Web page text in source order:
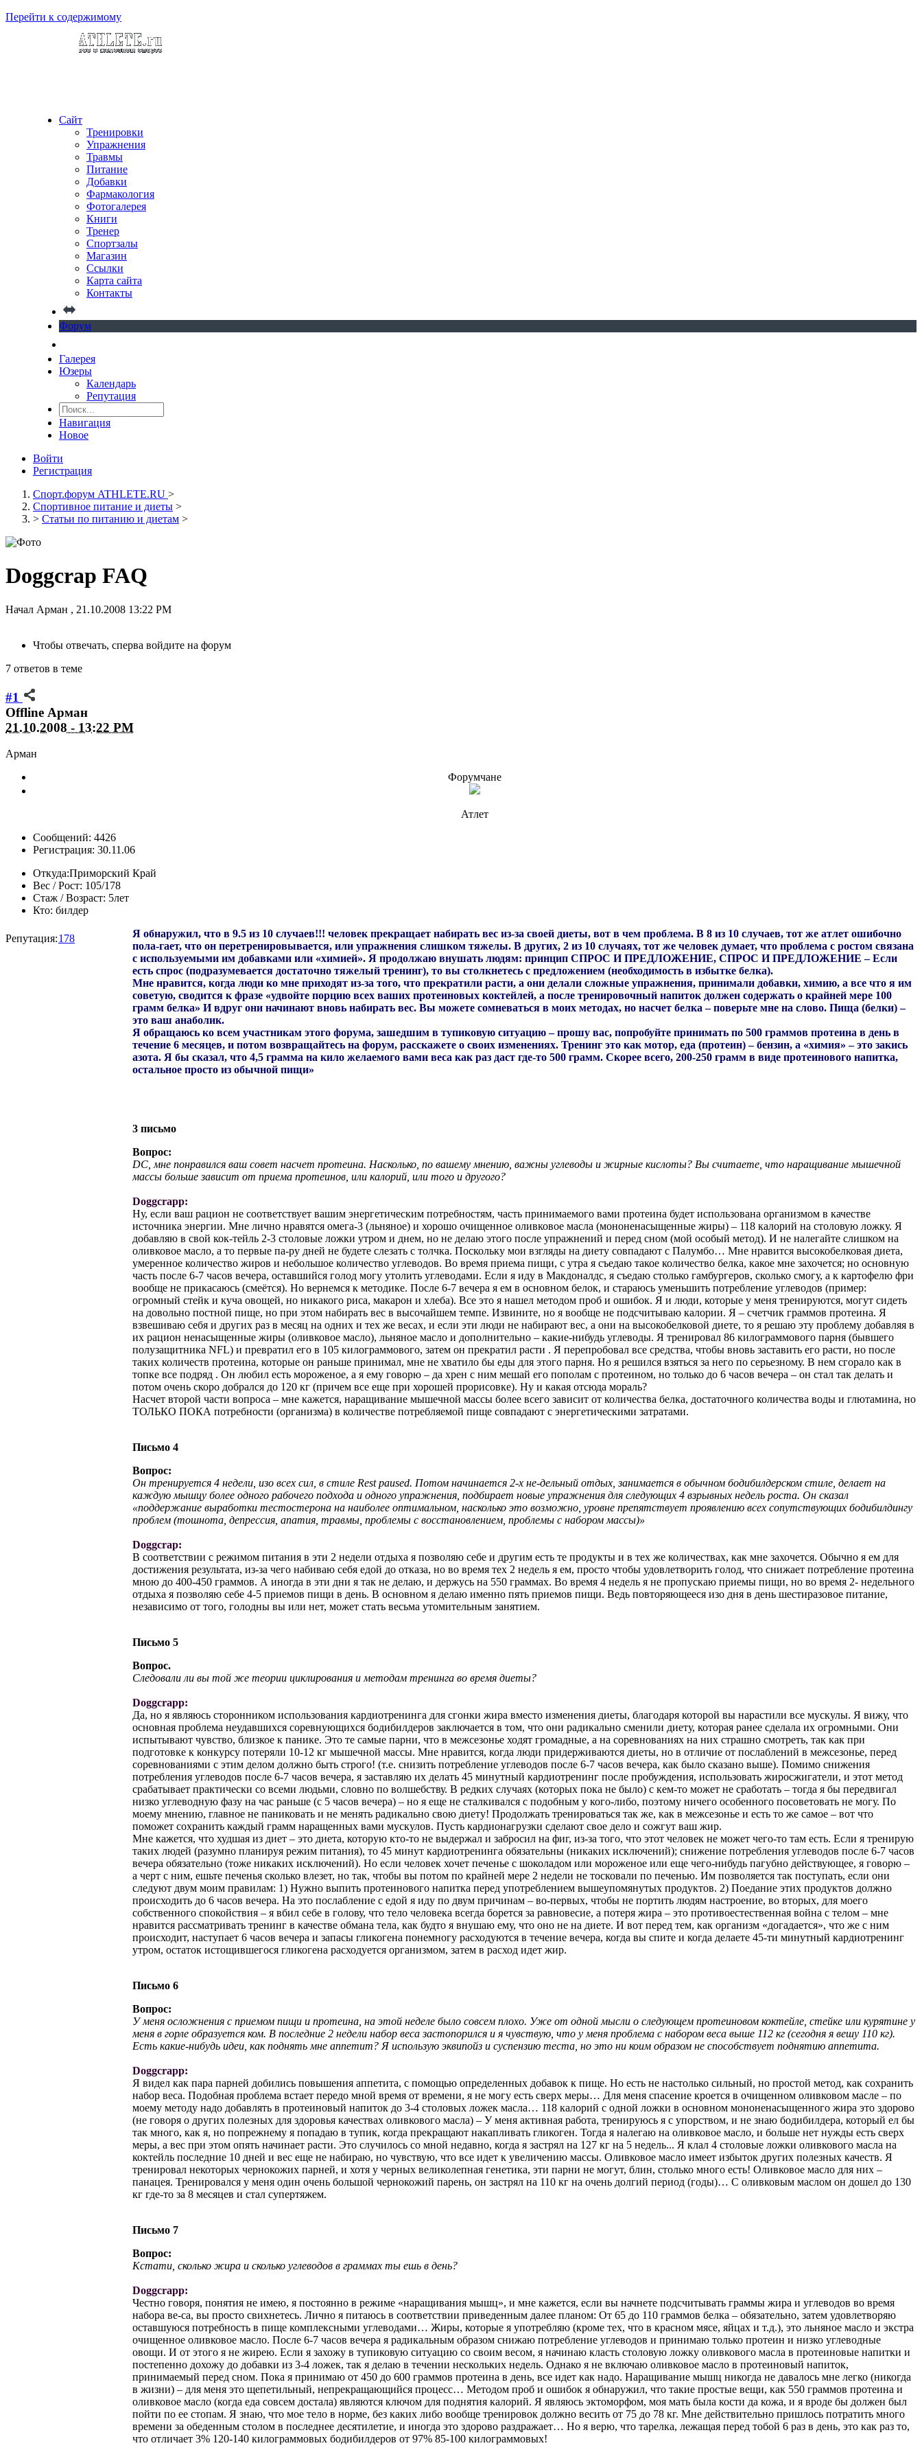
Перейти к содержимому
Сайт
Тренировки
Упражнения
Травмы
Питание
Добавки
Фармакология
Фотогалерея
Книги
Тренер
Спортзалы
Магазин
Ссылки
Карта сайта
Контакты
Форум
Галерея
Юзеры
Календарь
Репутация
Навигация
Новое
Войти
Регистрация
Спорт.форум ATHLETE.RU >
Спортивное питание и диеты >
> Статьи по питанию и диетам >
Doggcrap FAQ
Начал Арман , 21.10.2008 13:22 PM
Чтобы отвечать, сперва войдите на форум
7 ответов в теме
#1
Offline Арман
21.10.2008 - 13:22 PM
Арман
Форумчане
Атлет
Сообщений: 4426
Регистрация: 30.11.06
Откуда:Приморский Край
Вес / Рост: 105/178
Стаж / Возраст: 5лет
Кто: билдер
Репутация:178 Я обнаружил, что в 9.5 из 10 случаев!!! человек прекращает набирать вес из-за своей диеты, вот в чем проблема. В 8 из 10 случаев, тот же атлет ошибочно
пола-гает, что он перетренировывается, или упражнения слишком тяжелы. В других, 2 из 10 случаях, тот же человек думает, что проблема с ростом связана
с используемыми им добавками или «химией». Я продолжаю внушать людям: принцип СПРОС И ПРЕДЛОЖЕНИЕ, СПРОС И ПРЕДЛОЖЕНИЕ – Если
есть спрос (подразумевается достаточно тяжелый тренинг), то вы столкнетесь с предложением (необходимость в избытке белка).
Мне нравится, когда люди ко мне приходят из-за того, что прекратили расти, а они делали сложные упражнения, принимали добавки, химию, а все что я им
советую, сводится к фразе «удвойте порцию всех ваших протеиновых коктейлей, а после тренировочный напиток должен содержать о крайней мере 100
грамм белка» И вдруг они начинают вновь набирать вес. Вы можете сомневаться в моих методах, но насчет белка – поверьте мне на слово. Пища (белки) –
это ваш анаболик.
Я обращаюсь ко всем участникам этого форума, зашедшим в тупиковую ситуацию – прошу вас, попробуйте принимать по 500 граммов протеина в день в
течение 6 месяцев, и потом возвращайтесь на форум, расскажете о своих изменениях. Тренинг это как мотор, еда (протеин) – бензин, а «химия» – это закись
азота. Я бы сказал, что 4,5 грамма на кило желаемого вами веса как раз даст где-то 500 грамм. Скорее всего, 200-250 грамм в виде протеинового напитка,
остальное просто из обычной пищи»
3 письмо
Вопрос:
DC, мне понравился ваш совет насчет протеина. Насколько, по вашему мнению, важны углеводы и жирные кислоты? Вы считаете, что наращивание мышечной
массы больше зависит от приема протеинов, или калорий, или того и другого?
Doggcrapp:
Ну, если ваш рацион не соответствует вашим энергетическим потребностям, часть принимаемого вами протеина будет использована организмом в качестве
источника энергии. Мне лично нравятся омега-3 (льняное) и хорошо очищенное оливковое масла (мононенасыщенные жиры) – 118 калорий на столовую ложку. Я
добавляю в свой кок-тейль 2-3 столовые ложки утром и днем, но не делаю этого после упражнений и перед сном (мой особый метод). И не налегайте слишком на
оливковое масло, а то первые па-ру дней не будете слезать с толчка. Поскольку мои взгляды на диету совпадают с Палумбо… Мне нравится высокобелковая диета,
умеренное количество жиров и небольшое количество углеводов. Во время приема пищи, с утра я съедаю такое количество белка, какое мне захочется; но основную
часть после 6-7 часов вечера, оставшийся голод могу утолить углеводами. Если я иду в Макдоналдс, я съедаю столько гамбургеров, сколько смогу, а к картофелю фри
вообще не прикасаюсь (смеётся). Но вернемся к методике. После 6-7 вечера я ем в основном белок, и стараюсь уменьшить потребление углеводов (пример:
огромный стейк и куча овощей, но никакого риса, макарон и хлеба). Все это я нашел методом проб и ошибок. Я и люди, которые у меня тренируются, могут сидеть
на довольно постной пище, но при этом набирать вес в высочайшем темпе. Извините, но я вообще не подсчитываю калории. Я – счетчик граммов протеина. Я
взвешиваю себя и других раз в месяц на одних и тех же весах, и если эти люди не набирают вес, а они на высокобелковой диете, то я решаю эту проблему добавляя в
их рацион ненасыщенные жиры (оливковое масло), льняное масло и дополнительно – какие-нибудь углеводы. Я тренировал 86 килограммового парня (бывшего
полузащитника NFL) и превратил его в 105 килограммового, затем он прекратил расти . Я перепробовал все средства, чтобы вновь заставить его расти, но после
таких количеств протеина, которые он раньше принимал, мне не хватило бы еды для этого парня. Но я решился взяться за него по серьезному. В нем сгорало как в
топке все подряд . Он любил есть мороженое, а я ему говорю – да хрен с ним мешай его пополам с протеином, но только до 6 часов вечера – он стал так делать и
потом очень скоро добрался до 120 кг (причем все еще при хорошей прорисовке). Ну и какая отсюда мораль?
Насчет второй части вопроса – мне кажется, наращивание мышечной массы более всего зависит от количества белка, достаточного количества воды и глютамина, но
ТОЛЬКО ПОКА потребности (организма) в количестве потребляемой пище совпадают с энергетическими затратами.
Письмо 4
Вопрос:
Он тренируется 4 недели, изо всех сил, в стиле Rest paused. Потом начинается 2-х не-дельный отдых, занимается в обычном бодибилдерском стиле, делает на
каждую мышцу более одного рабочего подхода и одного упражнения, подбирает новые упражнения для следующих 4 взрывных недель роста. Он сказал
«поддержание выработки тестостерона на наиболее оптимальном, насколько это возможно, уровне препятствует проявлению всех сопутствующих бодибилдингу
проблем (тошнота, депрессия, апатия, травмы, проблемы с восстановлением, проблемы с набором массы)»
Doggcrap:
В соответствии с режимом питания в эти 2 недели отдыха я позволяю себе и другим есть те продукты и в тех же количествах, как мне захочется. Обычно я ем для
достижения результата, из-за чего набиваю себя едой до отказа, но во время тех 2 недель я ем, просто чтобы удовлетворить голод, что снижает потребление протеина
мною до 400-450 граммов. А иногда в эти дни я так не делаю, и держусь на 550 граммах. Во время 4 недель я не пропускаю приемы пищи, но во время 2- недельного
отдыха я позволяю себе 4-5 приемов пищи в день. В основном я делаю именно пять приемов пищи. Ведь повторяющееся изо дня в день шестиразовое питание,
независимо от того, голодны вы или нет, может стать весьма утомительным занятием.
Письмо 5
Вопрос.
Следовали ли вы той же теории циклирования и методам тренинга во время диеты?
Doggcrapp:
Да, но я являюсь сторонником использования кардиотренинга для сгонки жира вместо изменения диеты, благодаря которой вы нарастили все мускулы. Я вижу, что
основная проблема неудавшихся соревнующихся бодибилдеров заключается в том, что они радикально сменили диету, которая ранее сделала их огромными. Они
испытывают чувство, близкое к панике. Это те самые парни, что в межсезонье ходят громадные, а на соревнованиях на них страшно смотреть, так как при
подготовке к конкурсу потеряли 10-12 кг мышечной массы. Мне нравится, когда люди придерживаются диеты, но в отличие от послаблений в межсезонье, перед
соревнованиями с этим делом должно быть строго! (т.е. снизить потребление углеводов после 6-7 часов вечера, как было сказано выше). Помимо снижения
потребления углеводов после 6-7 часов вечера, я заставляю их делать 45 минутный кардиотренинг после пробуждения, использовать жиросжигатели, и этот метод
срабатывает практически со всеми людьми, словно по волшебству. В редких случаях (которых пока не было) с кем-то может не сработать – тогда я бы передвигал
низко углеводную фазу на час раньше (с 5 часов вечера) – но я еще не сталкивался с подобным у кого-либо, поэтому ничего особенного посоветовать не могу. По
моему мнению, главное не паниковать и не менять радикально свою диету! Продолжать тренироваться так же, как в межсезонье и есть то же самое – вот что
поможет сохранить каждый грамм наращенных вами мускулов. Пусть кардионагрузки сделают свое дело и сожгут ваш жир.
Мне кажется, что худшая из диет – это диета, которую кто-то не выдержал и забросил на фиг, из-за того, что этот человек не может чего-то там есть. Если я тренирую
таких людей (разумно планируя режим питания), то 45 минут кардиотренинга обязательны (никаких исключений); снижение потребления углеводов после 6-7 часов
вечера обязательно (тоже никаких исключений). Но если человек хочет печенье с шоколадом или мороженое или еще чего-нибудь пагубно действующее, я говорю –
а черт с ним, ешьте печенья сколько влезет, но так, чтобы вы потом по крайней мере 2 недели не тосковали по печенью. Им позволяется так поступать, если они
следуют двум моим правилам: 1) Нужно выпить протеинового напитка перед употреблением вышеупомянутых продуктов. 2) Поедание этих продуктов должно
происходить до 6 часов вечера. На это послабление с едой я иду по двум причинам – во-первых, чтобы не портить людям настроение, во вторых, для моего
собственного спокойствия – я вбил себе в голову, что тело человека всегда борется за равновесие, а потеря жира – это противоестественная война с телом – мне
нравится рассматривать тренинг в качестве обмана тела, как будто я внушаю ему, что оно не на диете. И вот перед тем, как организм «догадается», что же с ним
происходит, наступает 6 часов вечера и запасы гликогена понемногу расходуются в течение вечера, когда вы спите и когда делаете 45-ти минутный кардиотренинг
утром, остаток истощившегося гликогена расходуется организмом, затем в расход идет жир.
Письмо 6
Вопрос:
У меня осложнения с приемом пищи и протеина, на этой неделе было совсем плохо. Уже от одной мысли о следующем протеиновом коктейле, стейке или курятине у
меня в горле образуется ком. В последние 2 недели набор веса застопорился и я чувствую, что у меня проблема с набором веса выше 112 кг (сегодня я вешу 110 кг).
Есть какие-нибудь идеи, как поднять мне аппетит? Я использую эквипойз и суспензию теста, но это ни коим образом не способствует поднятию аппетита.
Doggcrapp:
Я видел как пара парней добились повышения аппетита, с помощью определенных добавок к пище. Но есть не настолько сильный, но простой метод, как сохранить
набор веса. Подобная проблема встает передо мной время от времени, я не могу есть сверх меры… Для меня спасение кроется в очищенном оливковом масле – по
моему методу надо добавлять в протеиновый напиток до 3-4 столовых ложек масла… 118 калорий с одной ложки в основном мононенасыщенного жира это здорово
(не говоря о других полезных для здоровья качествах оливкового масла) – У меня активная работа, тренируюсь я с упорством, и не знаю бодибилдера, который ел бы
так много, как я, но попрежнему я попадаю в тупик, когда прекращают накапливать гликоген. Тогда я налегаю на оливковое масло, и больше нет нужды есть сверх
меры, а вес при этом опять начинает расти. Это случилось со мной недавно, когда я застрял на 127 кг на 5 недель... Я клал 4 столовые ложки оливкового масла на
коктейль последние 10 дней и вес еще не набираю, но чувствую, что все идет к увеличению массы. Оливковое масло имеет избыток других полезных качеств. Я
тренировал некоторых чернокожих парней, и хотя у черных великолепная генетика, эти парни не могут, блин, столько много есть! Оливковое масло для них –
панацея. Тренировался у меня один очень большой чернокожий парень, он застрял на 110 кг на очень долгий период (годы)… С оливковым маслом он дошел до 130
кг где-то за 8 месяцев и стал супертяжем.
Письмо 7
Вопрос:
Кстати, сколько жира и сколько углеводов в граммах ты ешь в день?
Doggcrapp:
Честно говоря, понятия не имею, я постоянно в режиме «наращивания мышц», и мне кажется, если вы начнете подсчитывать граммы жира и углеводов во время
набора ве-са, вы просто свихнетесь. Лично я питаюсь в соответствии приведенным далее планом: От 65 до 110 граммов белка – обязательно, затем удовлетворяю
оставшуюся потребность в пище комплексными углеводами… Жиры, которые я употребляю (кроме тех, что в красном мясе, яйцах и т.д.), это льняное масло и экстра
очищенное оливковое масло. После 6-7 часов вечера я радикальным образом снижаю потребление углеводов и принимаю только протеин и низко углеводные
овощи. И от этого я не жирею. Если я захожу в тупиковую ситуацию со своим весом, я начинаю класть столовую ложку оливкового масла в протеиновые напитки и
постепенно дохожу до добавки из 3-4 ложек, так я делаю в течении нескольких недель. Однако я не включаю оливковое масло в протеиновый напиток,
принимаемый перед сном. Пока я принимаю от 450 до 600 граммов протеина в день, все идет как надо. Наращивание мышц никогда не давалось мне легко (никогда
в жизни) – для меня это щепетильный, непрекращающийся процесс… Методом проб и ошибок я обнаружил, что такие простые вещи, как 550 граммов протеина и
оливковое масло (когда еда совсем достала) являются ключом для поднятия калорий. Я являюсь эктоморфом, моя мать была кости да кожа, и я вроде бы должен был
пойти по ее стопам. Я знаю, что мое тело в норме, без каких либо вообще тренировок должно весить от 75 до 78 кг. Мне действительно пришлось потратить много
времени за обеденным столом в последнее десятилетие, и иногда это здорово раздражает… Но я верю, что тарелка, лежащая перед тобой 6 раз в день, это как раз то,
что отличает 3% 120-140 килограммовых бодибилдеров от 97% 85-100 килограммовых!